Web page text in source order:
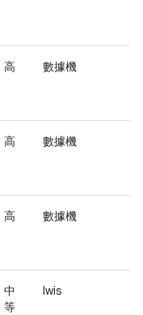
高 數據機
高 數據機
高 數據機
中
等
lwis